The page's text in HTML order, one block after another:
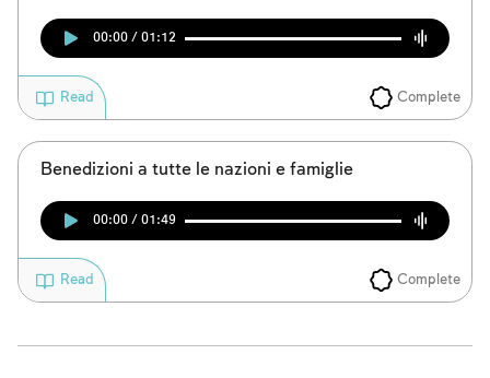
00:00 / 01:12
Complete
Read
Benedizioni a tutte le nazioni e famiglie
00:00 / 01:49
Complete
Read